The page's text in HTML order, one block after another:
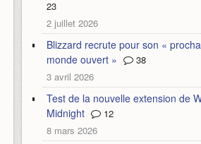
23
2 juillet 2026
Blizzard recrute pour son «
monde ouvert »
38
3 avril 2026
Test de la nouvelle extension de
Midnight
12
8 mars 2026